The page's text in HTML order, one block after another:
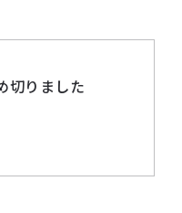
切りました